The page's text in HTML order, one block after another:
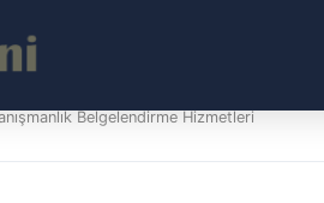
Belgelendirme Hizmetleri